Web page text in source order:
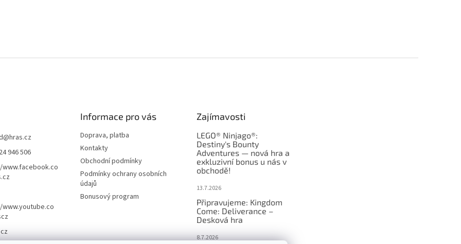
@hras.cz
946 506
Informace pro vás
Doprava, platba
Kontakty
Obchodní podmínky
Podmínky ochrany osobních
údajů
Bonusový program
Zajímavosti
LEGO® Ninjago®:
Destiny's Bounty
Adventures — nová hra a
exkluzivní bonus u nás v
obchodě!
13.7.2026
Připravujeme: Kingdom
Come: Deliverance –
Desková hra
8.7.2026